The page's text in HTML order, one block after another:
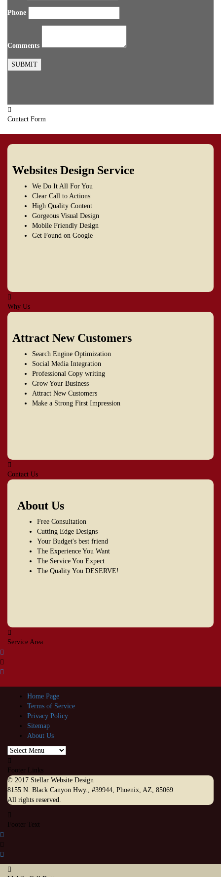
Phone
Comments
SUBMIT
Contact Form
Websites Design Service
We Do It All For You
Clear Call to Actions
High Quality Content
Gorgeous Visual Design
Mobile Friendly Design
Get Found on Google
Why Us
Attract New Customers
Search Engine Optimization
Social Media Integration
Professional Copy writing
Grow Your Business
Attract New Customers
Make a Strong First Impression
Contact Us
About Us
Free Consultation
Cutting Edge Designs
Your Budget's best friend
The Experience You Want
The Service You Expect
The Quality You DESERVE!
Service Area
Home Page
Terms of Service
Privacy Policy
Sitemap
About Us
Footer Links
© 2017 Stellar Website Design
8155 N. Black Canyon Hwy., #39944 Phoenix AZ 85069
All rights reserved.
Footer Text